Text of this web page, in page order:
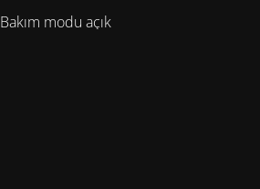
Bakım modu açık